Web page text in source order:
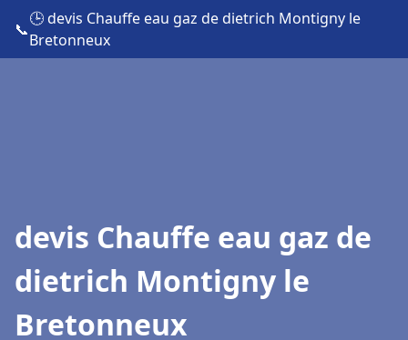
📞
🕒 devis Chauffe eau gaz de dietrich Montigny le
Bretonneux
devis Chauffe eau gaz de
dietrich Montigny le
Bretonneux